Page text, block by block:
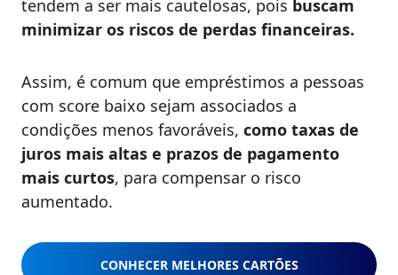
tendem a ser mais cautelosas, pois buscam
minimizar os riscos de perdas financeiras.
Assim, é comum que empréstimos a pessoas
com score baixo sejam associados a
condições menos favoráveis, como taxas de
juros mais altas e prazos de pagamento
mais curtos, para compensar o risco
aumentado.
CONHECER MELHORES CARTÕES